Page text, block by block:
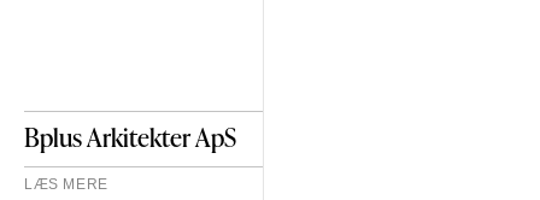
Bplus Arkitekter ApS
LÆS MERE